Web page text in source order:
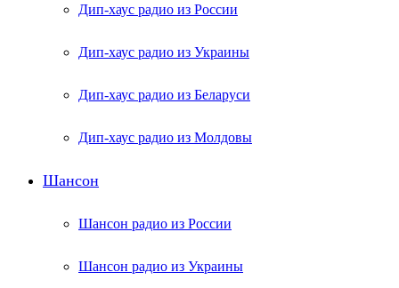
Дип-хаус радио из России
Дип-хаус радио из Украины
Дип-хаус радио из Беларуси
Дип-хаус радио из Молдовы
Шансон
Шансон радио из России
Шансон радио из Украины